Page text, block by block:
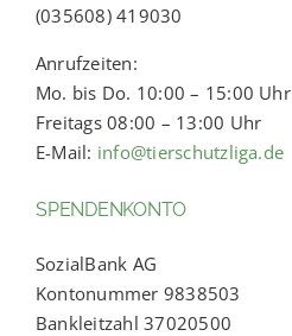
(035608) 419030
Anrufzeiten:
Mo. bis Do. 10:00 – 15:00 Uhr
Freitags 08:00 – 13:00 Uhr
E-Mail: info@tierschutzliga.de
SPENDENKONTO
SozialBank AG
Kontonummer 9838503
Bankleitzahl 37020500